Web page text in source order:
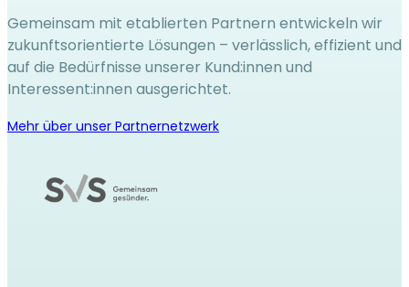
Gemeinsam mit etablierten Partnern entwickeln wir
zukunftsorientierte Lösungen – verlässlich, effizient und
auf die Bedürfnisse unserer Kund:innen und
Interessent:innen ausgerichtet.
Mehr über unser Partnernetzwerk